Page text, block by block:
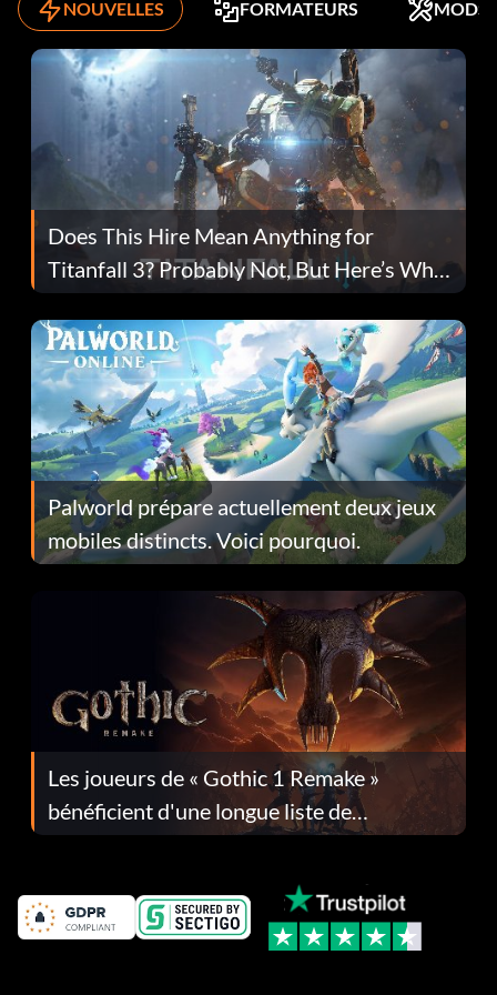
NOUVELLES FORMATEURS MODS
Does This Hire Mean Anything for
Titanfall 3? Probably Not, But Here’s Why
Fans Are Hopeful
Palworld prépare actuellement deux jeux
mobiles distincts. Voici pourquoi.
Les joueurs de « Gothic 1 Remake »
bénéficient d'une longue liste de
corrections dans la mise à jour 1.0.4